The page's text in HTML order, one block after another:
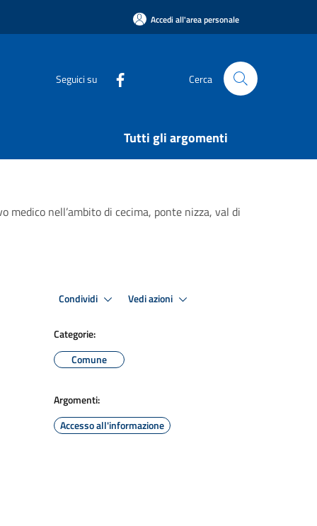
Accedi all'area personale
Seguici su Cerca
Tutti gli argomenti
medico nell’ambito di cecima, ponte nizza, val di
Condividi Vedi azioni
Categorie:
Comune
Argomenti:
Accesso all'informazione